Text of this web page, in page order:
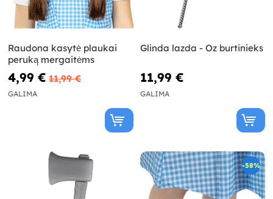
Raudona kasytė plaukai
peruką mergaitėms
4,99 € 11,99 €
GALIMA
Glinda lazda - Oz burtinieks
11,99 €
GALIMA
-58%